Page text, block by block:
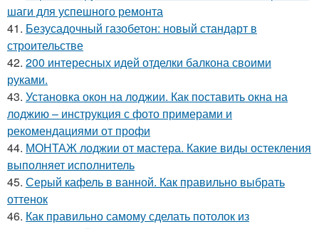
шаги для успешного ремонта
41. Безусадочный газобетон: новый стандарт в
строительстве
42. 200 интересных идей отделки балкона своими
руками.
43. Установка окон на лоджии. Как поставить окна на
лоджию – инструкция с фото примерами и
рекомендациями от профи
44. МОНТАЖ лоджии от мастера. Какие виды остекления
выполняет исполнитель
45. Серый кафель в ванной. Как правильно выбрать
оттенок
46. Как правильно самому сделать потолок из